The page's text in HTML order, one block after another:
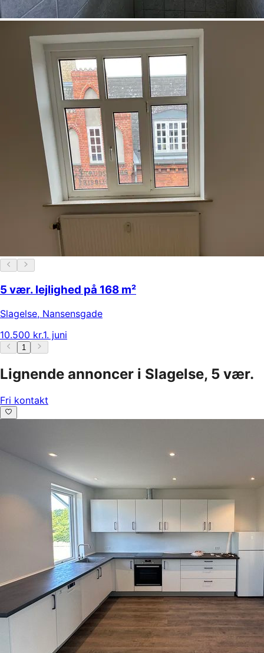
5 vær. lejlighed på 168 m²
Slagelse, Nansensgade
10.500 kr.1. juni
1
Lignende annoncer i Slagelse, 5 vær.
Fri kontakt